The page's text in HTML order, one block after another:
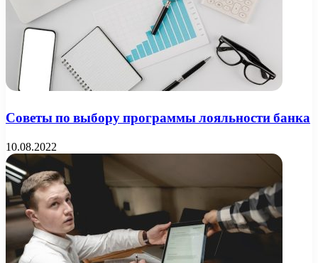
Советы по выбору программы лояльности банка
10.08.2022